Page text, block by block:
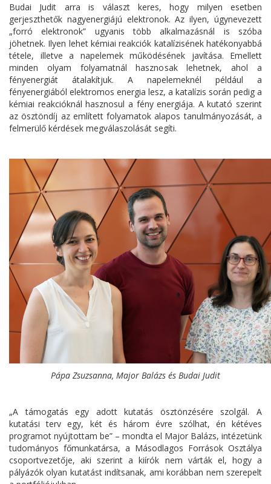
Budai Judit arra is választ keres, hogy milyen esetben
gerjeszthetők nagyenergiájú elektronok. Az ilyen, úgynevezett
„forró elektronok” ugyanis több alkalmazásnál is szóba
jöhetnek. Ilyen lehet kémiai reakciók katalízisének hatékonyabbá
tétele, illetve a napelemek működésének javítása. Emellett
minden olyam folyamatnál hasznosak lehetnek, ahol a
fényenergiát átalakítjuk. A napelemeknél például a
fényenergiából elektromos energia lesz, a katalízis során pedig a
kémiai reakcióknál hasznosul a fény energiája. A kutató szerint
az ösztöndíj az említett folyamatok alapos tanulmányozását, a
felmerülő kérdések megválaszolását segíti.
Pápa Zsuzsanna, Major Balázs és Budai Judit
„A támogatás egy adott kutatás ösztönzésére szolgál. A
kutatási terv egy, két és három évre szólhat, én kétéves
programot nyújtottam be” – mondta el Major Balázs, intézetünk
tudományos főmunkatársa, a Másodlagos Források Osztálya
csoportvezetője, aki szerint a kiírók nem várták el, hogy a
pályázók olyan kutatást indítsanak, ami korábban nem szerepelt